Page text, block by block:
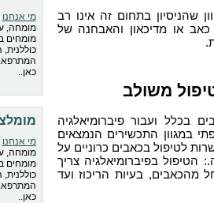
שהניסיון בתחום זה אינו רב
או מדיכאון והאבחנה של
משולב
בכלל ועבור פיברומיאלגיה
במגוון התכשירים הנמצאים
לטיפול בכאבים כרוניים על
הטיפול בפיברומיאלגיה צריך
בעיות הריכוז ועד
מי אנחנו
מומחה,
מומחים
כוללנית,
כאן..
מי אנחנו
מומחה,
מומחים
כוללנית,
כאן..